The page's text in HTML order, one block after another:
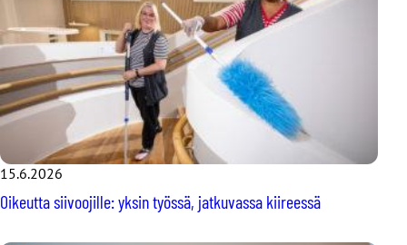
15.6.2026
Oikeutta siivoojille: yksin työssä, jatkuvassa kiireessä